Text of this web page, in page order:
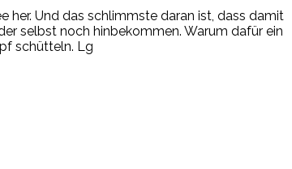
her. Und das schlimmste daran ist, dass damit
selbst noch hinbekommen. Warum dafür ein
schütteln. Lg